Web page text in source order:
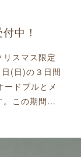
中！
スマス限定
(日)の３日間
ドブルとメ
。この期間…